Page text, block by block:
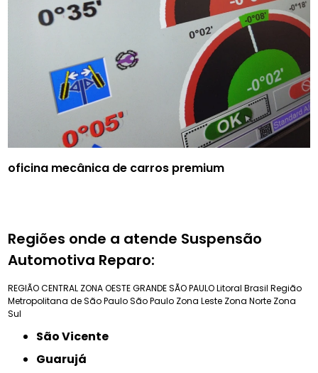
oficina mecânica de carros premium
Regiões onde a atende Suspensão
Automotiva Reparo:
REGIÃO CENTRAL ZONA OESTEGRANDE SÃO PAULOLitoral Brasil Região
Metropolitana de São PauloSão Paulo Zona Leste Zona Norte Zona
Sul
São Vicente
Guarujá